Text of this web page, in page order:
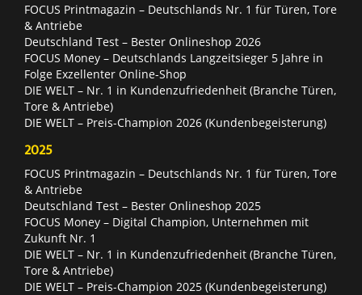
FOCUS Printmagazin – Deutschlands Nr. 1 für Türen, Tore
& Antriebe
Deutschland Test – Bester Onlineshop 2026
FOCUS Money – Deutschlands Langzeitsieger 5 Jahre in
Folge Exzellenter Online-Shop
DIE WELT – Nr. 1 in Kundenzufriedenheit (Branche Türen,
Tore & Antriebe)
DIE WELT – Preis-Champion 2026 (Kundenbegeisterung)
2025
FOCUS Printmagazin – Deutschlands Nr. 1 für Türen, Tore
& Antriebe
Deutschland Test – Bester Onlineshop 2025
FOCUS Money – Digital Champion, Unternehmen mit
Zukunft Nr. 1
DIE WELT – Nr. 1 in Kundenzufriedenheit (Branche Türen,
Tore & Antriebe)
DIE WELT – Preis-Champion 2025 (Kundenbegeisterung)